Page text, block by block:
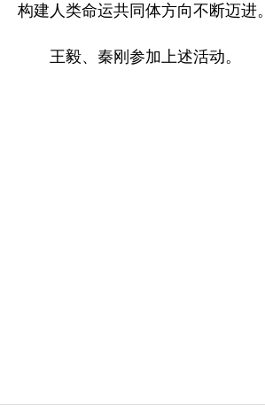
构建人类命运共同体方向不断迈进。
王毅、秦刚参加上述活动。